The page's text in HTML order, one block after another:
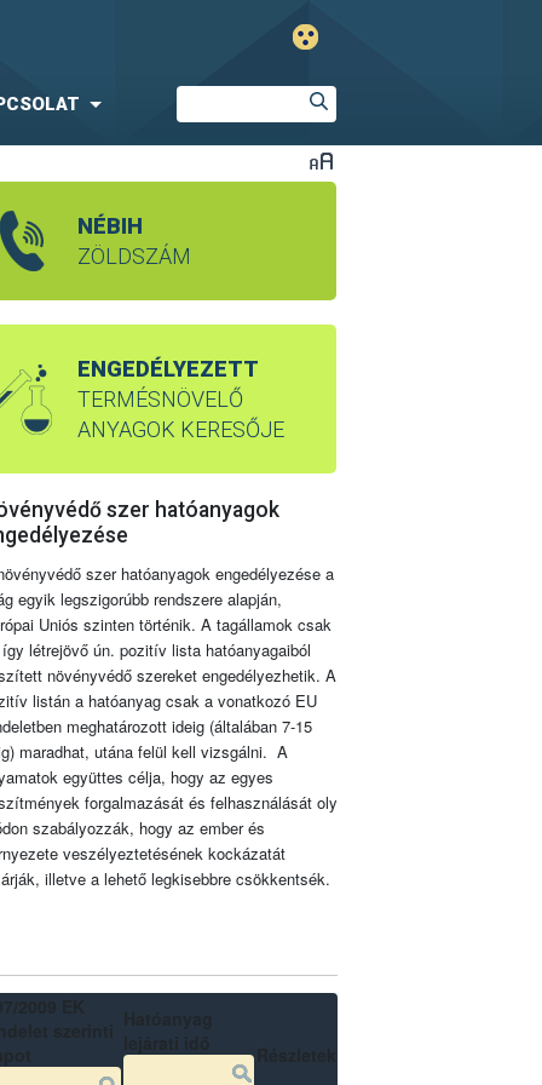
NÉBIH
ZÖLDSZÁM
ENGEDÉLYEZETT
TERMÉSNÖVELŐ
ANYAGOK KERESŐJE
szer hatóanyagok
szer hatóanyagok engedélyezése a
egyik legszigorúbb rendszere alapján,
Uniós szinten történik. A tagállamok csak
létrejövő ún. pozitív lista hatóanyagaiból
növényvédő szereket engedélyezhetik. A
listán a hatóanyag csak a vonatkozó EU
meghatározott ideig (általában 7-15
maradhat, utána felül kell vizsgálni. A
együttes célja, hogy az egyes
forgalmazását és felhasználását oly
szabályozzák, hogy az ember és
veszélyeztetésének kockázatát
illetve a lehető legkisebbre csökkentsék.